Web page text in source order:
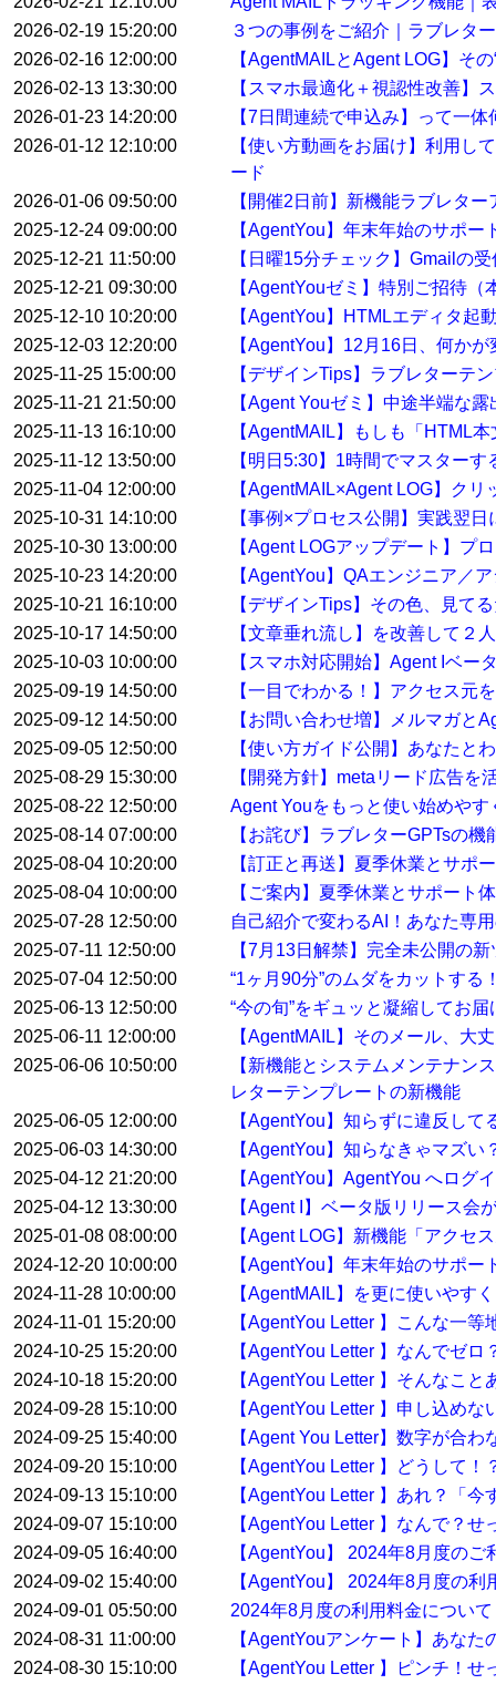
2026-02-19 15:20:00
３つの事例をご紹介｜ラブレタ
2026-02-16 12:00:00
【AgentMAILとAgent LOG】そ
2026-02-13 13:30:00
【スマホ最適化＋視認性改善】
2026-01-23 14:20:00
【7日間連続で申込み】って一
2026-01-12 12:10:00
【使い方動画をお届け】利用し
ード
2026-01-06 09:50:00
【開催2日前】新機能ラブレタ
2025-12-24 09:00:00
【AgentYou】年末年始のサポー
2025-12-21 11:50:00
【日曜15分チェック】Gmailの
2025-12-21 09:30:00
【AgentYouゼミ】特別ご招待
2025-12-10 10:20:00
【AgentYou】HTMLエディタ起
2025-12-03 12:20:00
【AgentYou】12月16日、何か
2025-11-25 15:00:00
【デザインTips】ラブレターテ
2025-11-21 21:50:00
【Agent Youゼミ】中途半端な
2025-11-13 16:10:00
【AgentMAIL】もしも「HTML
2025-11-12 13:50:00
【明日5:30】1時間でマスター
2025-11-04 12:00:00
【AgentMAIL×Agent LOG】ク
2025-10-31 14:10:00
【事例×プロセス公開】実践翌
2025-10-30 13:00:00
【Agent LOGアップデート】プ
2025-10-23 14:20:00
【AgentYou】QAエンジニア／
2025-10-21 16:10:00
【デザインTips】その色、見て
2025-10-17 14:50:00
【文章垂れ流し】を改善して２
2025-10-03 10:00:00
【スマホ対応開始】Agent Iベー
2025-09-19 14:50:00
【一目でわかる！】アクセス元
2025-09-12 14:50:00
【お問い合わせ増】メルマガと
2025-09-05 12:50:00
【使い方ガイド公開】あなたと
2025-08-29 15:30:00
【開発方針】metaリード広告を
2025-08-22 12:50:00
Agent Youをもっと使い始めや
2025-08-14 07:00:00
【お詫び】ラブレターGPTsの
2025-08-04 10:20:00
【訂正と再送】夏季休業とサポ
2025-08-04 10:00:00
【ご案内】夏季休業とサポート
2025-07-28 12:50:00
自己紹介で変わるAI！あなた専
2025-07-11 12:50:00
【7月13日解禁】完全未公開の
2025-07-04 12:50:00
“1ヶ月90分”のムダをカットす
2025-06-13 12:50:00
“今の旬”をギュッと凝縮してお
2025-06-11 12:00:00
【AgentMAIL】そのメール、大
2025-06-06 10:50:00
【新機能とシステムメンテナン
レターテンプレートの新機能
2025-06-05 12:00:00
【AgentYou】知らずに違反し
2025-06-03 14:30:00
【AgentYou】知らなきゃマズ
2025-04-12 21:20:00
【AgentYou】AgentYou へログ
2025-04-12 13:30:00
【Agent I】ベータ版リリース会
2025-01-08 08:00:00
【Agent LOG】新機能「アクセ
2024-12-20 10:00:00
【AgentYou】年末年始のサポー
2024-11-28 10:00:00
【AgentMAIL】を更に使いやす
2024-11-01 15:20:00
【AgentYou Letter 】こんな一
2024-10-25 15:20:00
【AgentYou Letter 】なんでゼ
2024-10-18 15:20:00
【AgentYou Letter 】そんなこ
2024-09-28 15:10:00
【AgentYou Letter 】申し込め
2024-09-25 15:40:00
【Agent You Letter】数字が合
2024-09-20 15:10:00
【AgentYou Letter 】どうして
2024-09-13 15:10:00
【AgentYou Letter 】あれ？「
2024-09-07 15:10:00
【AgentYou Letter 】なんで？
2024-09-05 16:40:00
【AgentYou】 2024年8月度の
2024-09-02 15:40:00
【AgentYou】 2024年8月度の
2024-09-01 05:50:00
2024年8月度の利用料金について
2024-08-31 11:00:00
【AgentYouアンケート】あな
2024-08-30 15:10:00
【AgentYou Letter 】ピンチ！